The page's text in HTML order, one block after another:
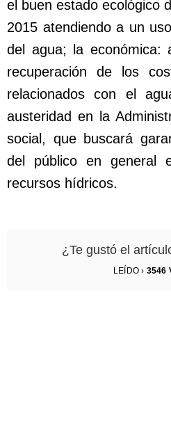
el buen estado ecológico
2015 atendiendo a un
del agua; la económica:
recuperación de los
relacionados con el
austeridad en la
social, que buscará
del público en general
recursos hídricos.
¿Te gustó el
LEÍDO › 3546